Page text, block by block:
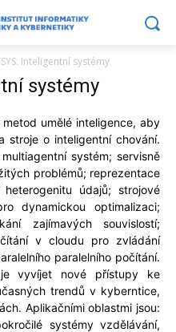
Inteligentní systémy
systémy
umělé inteligence, aby
stroje o inteligentní chování.
systém; servisně
problémů; reprezentace
údajů; strojové
dynamickou optimalizaci;
zajímavých souvislostí;
v cloudu pro zvládání
paralelního počítání.
je vyvíjet nové přístupy ke
trendů v kyberntice,
Aplikačními oblastmi jsou:
systémy vzdělávání,